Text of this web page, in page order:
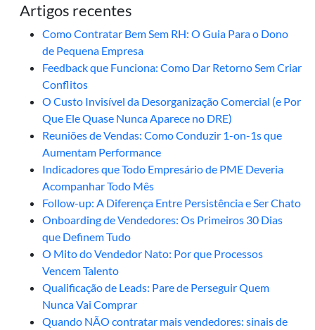
Artigos recentes
Como Contratar Bem Sem RH: O Guia Para o Dono
de Pequena Empresa
Feedback que Funciona: Como Dar Retorno Sem Criar
Conflitos
O Custo Invisível da Desorganização Comercial (e Por
Que Ele Quase Nunca Aparece no DRE)
Reuniões de Vendas: Como Conduzir 1-on-1s que
Aumentam Performance
Indicadores que Todo Empresário de PME Deveria
Acompanhar Todo Mês
Follow-up: A Diferença Entre Persistência e Ser Chato
Onboarding de Vendedores: Os Primeiros 30 Dias
que Definem Tudo
O Mito do Vendedor Nato: Por que Processos
Vencem Talento
Qualificação de Leads: Pare de Perseguir Quem
Nunca Vai Comprar
Quando NÃO contratar mais vendedores: sinais de